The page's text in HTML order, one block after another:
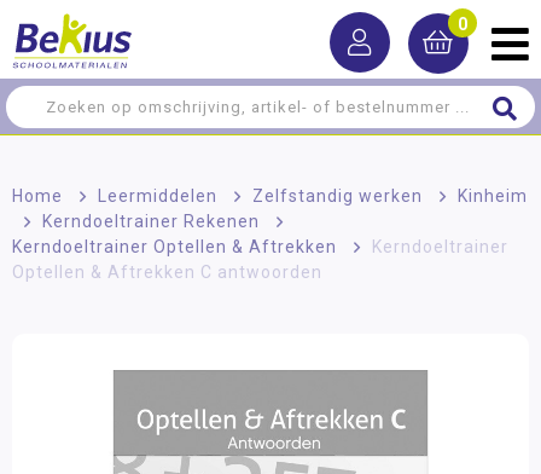
0
Home > Leermiddelen > Zelfstandig werken >
Kinheim
>
Kerndoeltrainer Rekenen
>
Kerndoeltrainer Optellen & Aftrekken
>
Kerndoeltrainer
Optellen & Aftrekken C antwoorden